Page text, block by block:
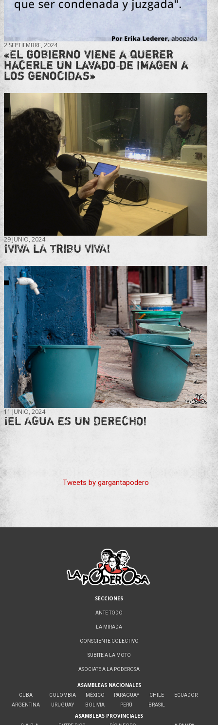
2 SEPTIEMBRE, 2024
«El gobierno viene a querer
hacerle un lavado de imagen a
los genocidas»
29 JUNIO, 2024
¡VIVA LA TRIBU VIVA!
11 JUNIO, 2024
¡EL AGUA ES UN DERECHO!
Tweets by gargantapodero
SECCIONES
ANTE TODO
LA MIRADA
CONSCIENTE COLECTIVO
SUBITE A LA MOTO
ASOCIATE A LA PODEROSA
ASAMBLEAS NACIONALES
CUBA
ARGENTINA
COLOMBIA
URUGUAY
MÉXICO
BOLIVIA
PARAGUAY
PERÚ
CHILE
BRASIL
ECUADOR
ASAMBLEAS PROVINCIALES